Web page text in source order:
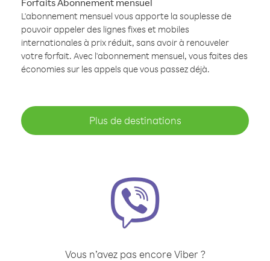
Forfaits Abonnement mensuel
L'abonnement mensuel vous apporte la souplesse de
pouvoir appeler des lignes fixes et mobiles
internationales à prix réduit, sans avoir à renouveler
votre forfait. Avec l'abonnement mensuel, vous faites des
économies sur les appels que vous passez déjà.
Plus de destinations
Vous n’avez pas encore Viber ?